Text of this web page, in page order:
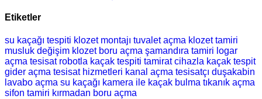
Etiketler
su kaçağı tespiti klozet montajı tuvalet açma klozet tamiri
musluk değişim klozet boru açma şamandıra tamiri logar
açma tesisat robotla kaçak tespiti tamirat cihazla kaçak tespit
gider açma tesisat hizmetleri kanal açma tesisatçı duşakabin
lavabo açma su kaçağı kamera ile kaçak bulma tıkanık açma
sifon tamiri kırmadan boru açma